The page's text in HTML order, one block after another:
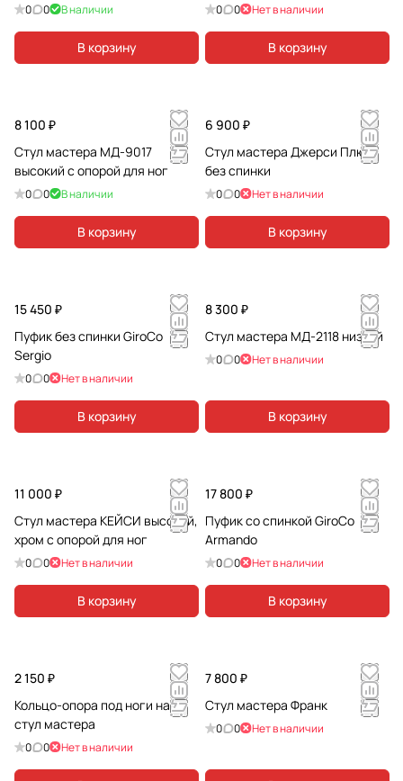
0 0 В наличии
В корзину
0 0 Нет в наличии
В корзину
8 100 ₽
Стул мастера МД-9017
высокий с опорой для ног
0 0 В наличии
В корзину
6 900 ₽
Стул мастера Джерси Плюс
без спинки
0 0 Нет в наличии
В корзину
15 450 ₽
Пуфик без спинки GiroCo
Sergio
0 0 Нет в наличии
В корзину
8 300 ₽
Стул мастера МД-2118 низкий
0 0 Нет в наличии
В корзину
11 000 ₽
Стул мастера КЕЙСИ высокий,
хром с опорой для ног
0 0 Нет в наличии
В корзину
17 800 ₽
Пуфик со спинкой GiroCo
Armando
0 0 Нет в наличии
В корзину
2 150 ₽
Кольцо-опора под ноги на
стул мастера
0 0 Нет в наличии
7 800 ₽
Стул мастера Франк
0 0 Нет в наличии